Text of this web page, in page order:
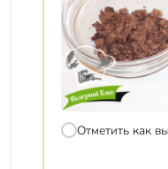
Отметить как